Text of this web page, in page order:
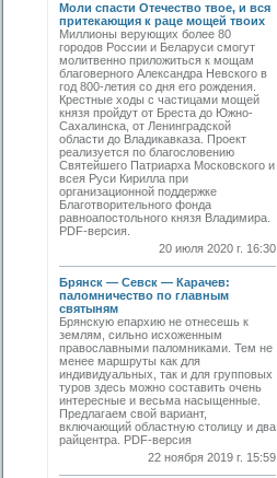
Моли спасти Отечество твое, и вся
притекающия к раце мощей твоих
Миллионы верующих более 80
городов России и Беларуси смогут
молитвенно приложиться к мощам
благоверного Александра Невского в
год 800-летия со дня его рождения.
Крестные ходы с частицами мощей
князя пройдут от Бреста до Южно-
Сахалинска, от Ленинградской
области до Владикавказа. Проект
реализуется по благословению
Святейшего Патриарха Московского и
всея Руси Кирилла при
организационной поддержке
Благотворительного фонда
равноапостольного князя Владимира.
PDF-версия.
20 июля 2020 г. 16:30
Брянск — Севск — Карачев:
паломничество по главным
святыням
Брянскую епархию не отнесешь к
землям, сильно исхоженным
православными паломниками. Тем не
менее маршруты как для
индивидуальных, так и для групповых
туров здесь можно составить очень
интересные и весьма насыщенные.
Предлагаем свой вариант,
включающий областную столицу и два
райцентра. PDF-версия
22 ноября 2019 г. 15:59